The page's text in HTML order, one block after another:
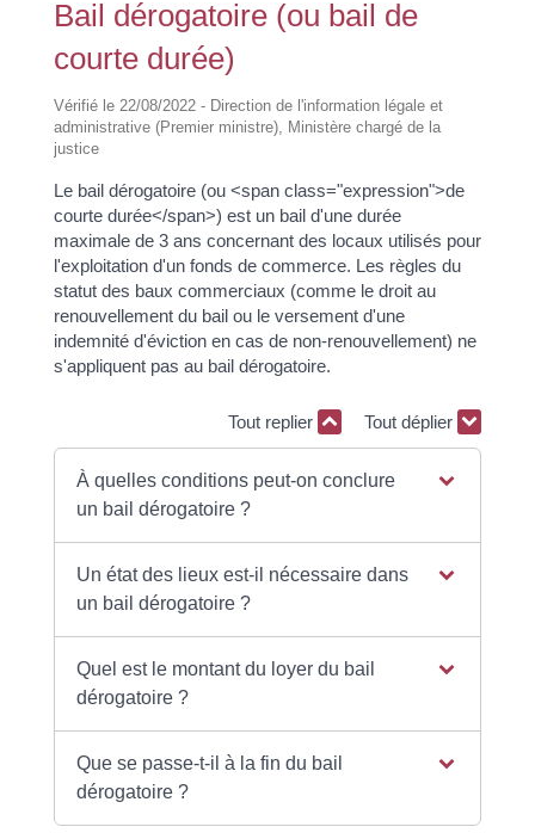
Bail dérogatoire (ou bail de
courte durée)
Vérifié le 22/08/2022 - Direction de l'information légale et
administrative (Premier ministre), Ministère chargé de la
justice
Le bail dérogatoire (ou <span class="expression">de
courte durée</span>) est un bail d'une durée
maximale de 3 ans concernant des locaux utilisés pour
l'exploitation d'un fonds de commerce. Les règles du
statut des baux commerciaux (comme le droit au
renouvellement du bail ou le versement d'une
indemnité d'éviction en cas de non-renouvellement) ne
s'appliquent pas au bail dérogatoire.
Tout replier Tout déplier
À quelles conditions peut-on conclure
un bail dérogatoire ?
Un état des lieux est-il nécessaire dans
un bail dérogatoire ?
Quel est le montant du loyer du bail
dérogatoire ?
Que se passe-t-il à la fin du bail
dérogatoire ?